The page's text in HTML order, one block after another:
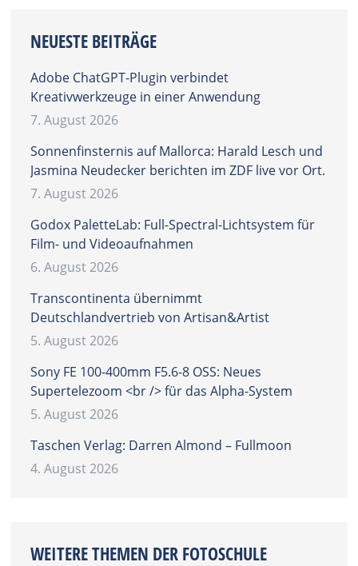
NEUESTE BEITRÄGE
Adobe ChatGPT-Plugin verbindet
Kreativwerkzeuge in einer Anwendung
7. August 2026
Sonnenfinsternis auf Mallorca: Harald Lesch und
Jasmina Neudecker berichten im ZDF live vor Ort.
7. August 2026
Godox PaletteLab: Full-Spectral-Lichtsystem für
Film- und Videoaufnahmen
6. August 2026
Transcontinenta übernimmt
Deutschlandvertrieb von Artisan&Artist
5. August 2026
Sony FE 100-400mm F5.6-8 OSS: Neues
Supertelezoom <br /> für das Alpha-System
5. August 2026
Taschen Verlag: Darren Almond – Fullmoon
4. August 2026
WEITERE THEMEN DER FOTOSCHULE